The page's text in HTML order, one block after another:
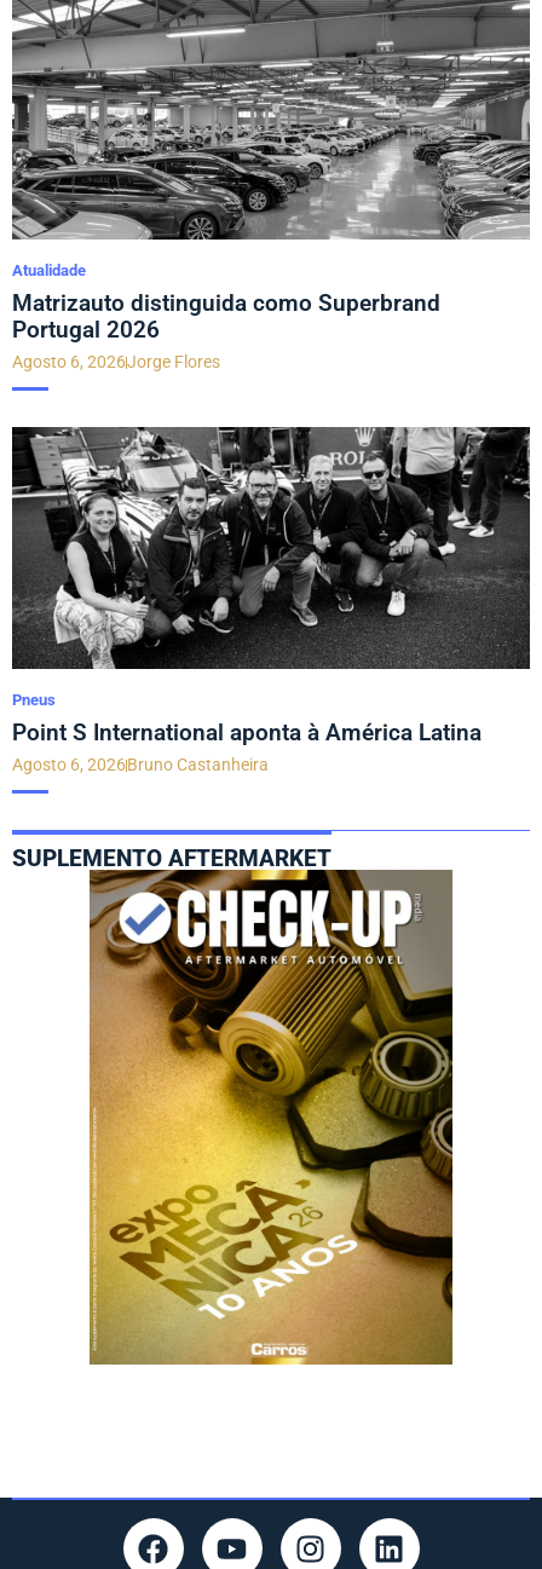
Atualidade
Matrizauto distinguida como Superbrand
Portugal 2026
Agosto 6, 2026Jorge Flores
Pneus
Point S International aponta à América Latina
Agosto 6, 2026Bruno Castanheira
SUPLEMENTO AFTERMARKET